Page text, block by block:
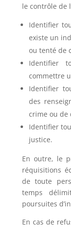
le contrôle de
Identifier
existe un
ou tenté de
Identifier
commettre
Identifier
des
crime ou de
Identifier
justice.
En outre, le
réquisitions
de toute
temps
poursuites
En cas de